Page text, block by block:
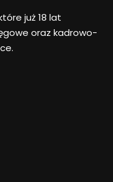
już 18 lat
oraz kadrowo-